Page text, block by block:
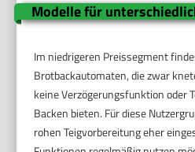
Modelle für
Im niedrigeren Preissegment
Brotbackautomaten, die zwar
keine Verzögerungsfunktion oder
Backen bieten. Für diese
rohen Teigvorbereitung eher